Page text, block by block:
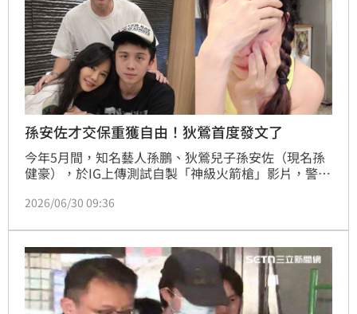
孫安佐才交保重獲自由！狄鶯首度發文了
今年5月間，知名藝人孫鵬、狄鶯兒子孫安佐（現名孫
健豪），於IG上傳測試自製「神級火箭槍」影片，警方
強調表示「相信法院會給公正判決」，如今狄鶯社群也
2026/06/30 09:36